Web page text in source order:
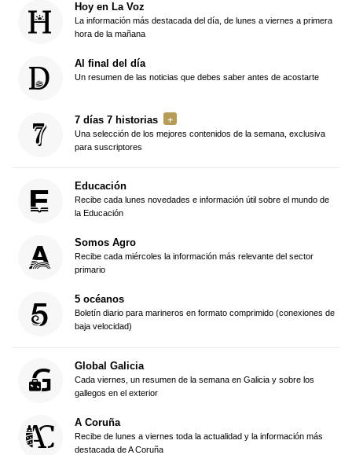
Hoy en La Voz
La información más destacada del día, de lunes a viernes a primera
hora de la mañana
Al final del día
Un resumen de las noticias que debes saber antes de acostarte
7 días 7 historias
Una selección de los mejores contenidos de la semana, exclusiva
para suscriptores
Educación
Recibe cada lunes novedades e información útil sobre el mundo de
la Educación
Somos Agro
Recibe cada miércoles la información más relevante del sector
primario
5 océanos
Boletín diario para marineros en formato comprimido (conexiones de
baja velocidad)
Global Galicia
Cada viernes, un resumen de la semana en Galicia y sobre los
gallegos en el exterior
A Coruña
Recibe de lunes a viernes toda la actualidad y la información más
destacada de A Coruña